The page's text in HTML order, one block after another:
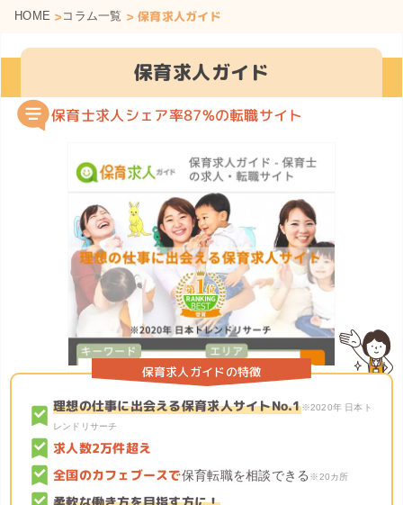
HOME >コラム一覧 > 保育求人ガイド
保育求人ガイド
保育士求人シェア率87%の転職サイト
保育求人ガイドの特徴
理想の仕事に出会える保育求人サイトNo.1※2020年 日本ト
レンドリサーチ
求人数2万件超え
全国のカフェブースで保育転職を相談できる ※20カ所